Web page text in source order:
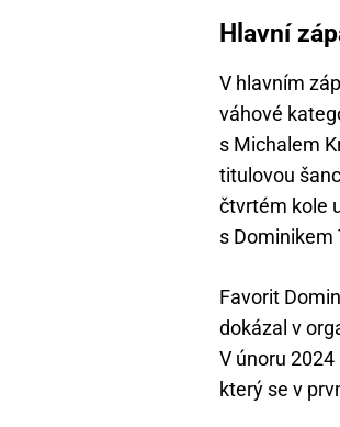
Hlavní
V hlavním
váhové
s Michalem
titulovou
čtvrtém kole
s Dominikem
Favorit
dokázal v
V únoru
který se v